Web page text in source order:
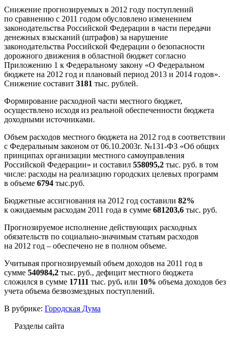
Снижение прогнозируемых в 2012 году поступлений
по сравнению с 2011 годом обусловлено изменением
законодательства Российской Федерации в части передачи
денежных взысканий (штрафов) за нарушение
законодательства Российской Федерации о безопасности
дорожного движения в областной бюджет согласно
Приложению 1 к Федеральному закону «О Федеральном
бюджете на 2012 год и плановый период 2013 и 2014 годов».
Снижение составит 3181 тыс. рублей.
Формирование расходной части местного бюджет,
осуществлено исходя из реальной обеспеченности бюджета
доходными источниками.
Объем расходов местного бюджета на 2012 год в соответствии
с Федеральным законом от 06.10.2003г. №131-ФЗ «Об общих
принципах организации местного самоуправления
Российской Федерации» и составил 558095,2 тыс. руб. в том
числе: расходы на реализацию городских целевых программ
в объеме 6794 тыс.руб.
Бюджетные ассигнования на 2012 год составили 82%
к ожидаемым расходам 2011 года в сумме 681203,6 тыс. руб.
Прогнозируемое исполнение действующих расходных
обязательств по социально-значимым статьям расходов
на 2012 год – обеспечено не в полном объеме.
Учитывая прогнозируемый объем доходов на 2011 год в
сумме 540984,2 тыс. руб., дефицит местного бюджета
сложился в сумме 17111 тыс. руб. или 10% объема доходов без
учета объема безвозмездных поступлений.
В рубрике: Городская Дума
Разделы сайта